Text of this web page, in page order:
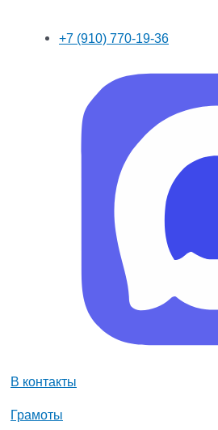
+7 (910) 770-19-36
В контакты
Грамоты